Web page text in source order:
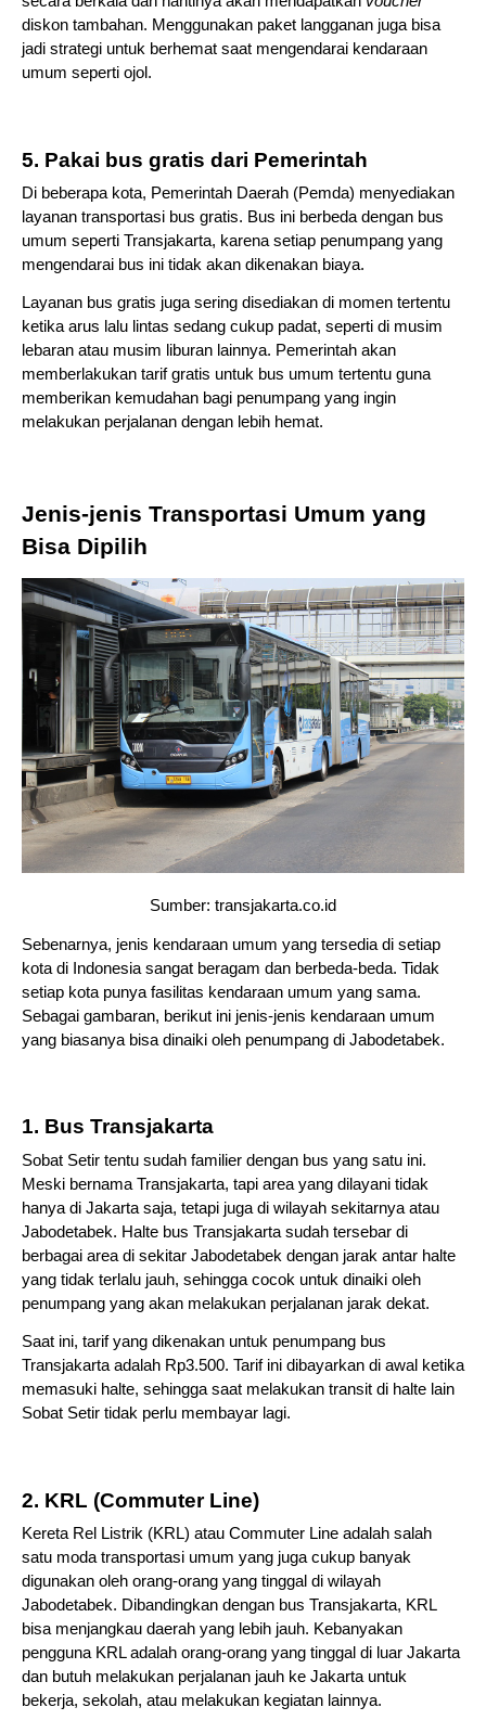
diskon tambahan. Menggunakan paket langganan juga bisa
jadi strategi untuk berhemat saat mengendarai kendaraan
umum seperti ojol.
5. Pakai bus gratis dari Pemerintah
Di beberapa kota, Pemerintah Daerah (Pemda) menyediakan
layanan transportasi bus gratis. Bus ini berbeda dengan bus
umum seperti Transjakarta, karena setiap penumpang yang
mengendarai bus ini tidak akan dikenakan biaya.
Layanan bus gratis juga sering disediakan di momen tertentu
ketika arus lalu lintas sedang cukup padat, seperti di musim
lebaran atau musim liburan lainnya. Pemerintah akan
memberlakukan tarif gratis untuk bus umum tertentu guna
memberikan kemudahan bagi penumpang yang ingin
melakukan perjalanan dengan lebih hemat.
Jenis-jenis Transportasi Umum yang
Bisa Dipilih
Sumber: transjakarta.co.id
Sebenarnya, jenis kendaraan umum yang tersedia di setiap
kota di Indonesia sangat beragam dan berbeda-beda. Tidak
setiap kota punya fasilitas kendaraan umum yang sama.
Sebagai gambaran, berikut ini jenis-jenis kendaraan umum
yang biasanya bisa dinaiki oleh penumpang di Jabodetabek.
1. Bus Transjakarta
Sobat Setir tentu sudah familier dengan bus yang satu ini.
Meski bernama Transjakarta, tapi area yang dilayani tidak
hanya di Jakarta saja, tetapi juga di wilayah sekitarnya atau
Jabodetabek. Halte bus Transjakarta sudah tersebar di
berbagai area di sekitar Jabodetabek dengan jarak antar halte
yang tidak terlalu jauh, sehingga cocok untuk dinaiki oleh
penumpang yang akan melakukan perjalanan jarak dekat.
Saat ini, tarif yang dikenakan untuk penumpang bus
Transjakarta adalah Rp3.500. Tarif ini dibayarkan di awal ketika
memasuki halte, sehingga saat melakukan transit di halte lain
Sobat Setir tidak perlu membayar lagi.
2. KRL (Commuter Line)
Kereta Rel Listrik (KRL) atau Commuter Line adalah salah
satu moda transportasi umum yang juga cukup banyak
digunakan oleh orang-orang yang tinggal di wilayah
Jabodetabek. Dibandingkan dengan bus Transjakarta, KRL
bisa menjangkau daerah yang lebih jauh. Kebanyakan
pengguna KRL adalah orang-orang yang tinggal di luar Jakarta
dan butuh melakukan perjalanan jauh ke Jakarta untuk
bekerja, sekolah, atau melakukan kegiatan lainnya.